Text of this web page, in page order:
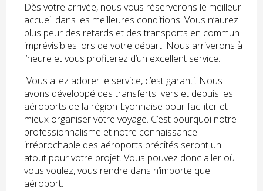
Dès votre arrivée, nous vous réserverons le meilleur
accueil dans les meilleures conditions. Vous n’aurez
plus peur des retards et des transports en commun
imprévisibles lors de votre départ. Nous arriverons à
l’heure et vous profiterez d’un excellent service.
Vous allez adorer le service, c’est garanti. Nous
avons développé des transferts vers et depuis les
aéroports de la région Lyonnaise pour faciliter et
mieux organiser votre voyage. C’est pourquoi notre
professionnalisme et notre connaissance
irréprochable des aéroports précités seront un
atout pour votre projet. Vous pouvez donc aller où
vous voulez, vous rendre dans n’importe quel
aéroport.